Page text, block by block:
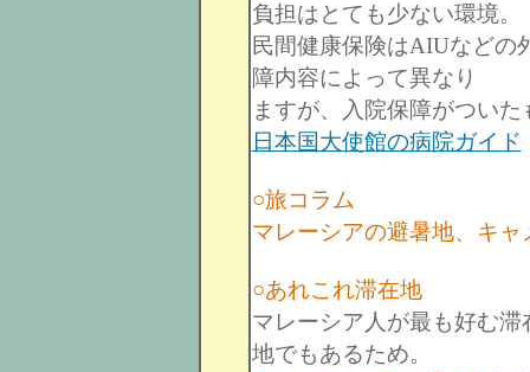
負担はとても少ない環境。
民間健康保険はAIUなどの
障内容によって異なり
ますが、入院保障がつい
日本国大使館の病院ガイド
○旅コラム
マレーシアの避暑地、キ
○あれこれ滞在地
マレーシア人が最も好む
地でもあるため。